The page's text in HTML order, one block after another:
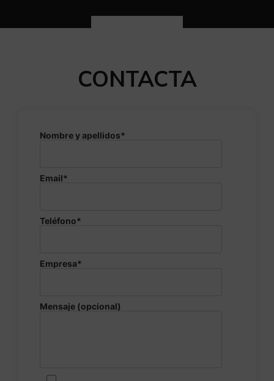
CONTACTA
Nombre y apellidos*
Email*
Teléfono*
Empresa*
Mensaje (opcional)